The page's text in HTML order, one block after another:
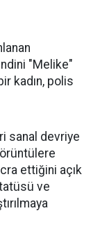
"Melike"
kadın, polis
sanal devriye
ettiğini açık
ve